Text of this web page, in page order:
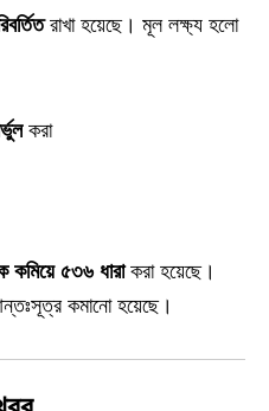
রাখা হয়েছে। মূল লক্ষ্য হলো
করা
কমিয়ে ৫৩৬ ধারাকরা হয়েছে।
কমানো হয়েছে।